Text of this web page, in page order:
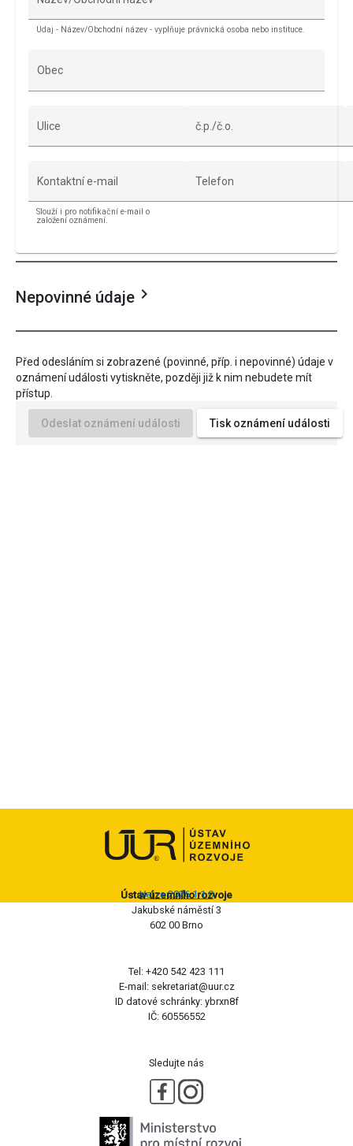
Údaj - Název/Obchodní název - vyplňuje právnická osoba nebo instituce.
Obec
Ulice č.p./č.o.
Kontaktní e-mail
Slouží i pro notifikační e-mail o
založení oznámení.
Telefon
Nepovinné údaje keyboard_arrow_right
Před odesláním si zobrazené (povinné, příp. i nepovinné) údaje v
oznámení události vytiskněte, později již k nim nebudete mít
přístup.
Odeslat oznámení události Tisk oznámení události
Ústav územního rozvoje
Jakubské náměstí 3
602 00 Brno
Tel: +420 542 423 111
E-mail: sekretariat@uur.cz
ID datové schránky: ybrxn8f
IČ: 60556552
Sledujte nás
Verze 2026.1.1.0